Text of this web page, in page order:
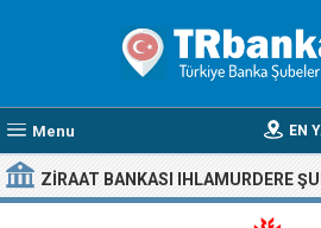
Menu EN
ZIRAAT BANKASI IHLAMURDERE